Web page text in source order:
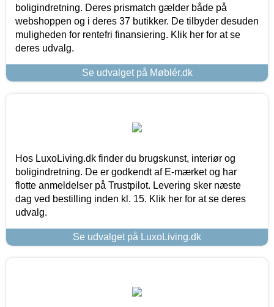
boligindretning. Deres prismatch gælder både på
webshoppen og i deres 37 butikker. De tilbyder desuden
muligheden for rentefri finansiering. Klik her for at se
deres udvalg.
Se udvalget på Møblér.dk
Hos LuxoLiving.dk finder du brugskunst, interiør og
boligindretning. De er godkendt af E-mærket og har
flotte anmeldelser på Trustpilot. Levering sker næste
dag ved bestilling inden kl. 15. Klik her for at se deres
udvalg.
Se udvalget på LuxoLiving.dk